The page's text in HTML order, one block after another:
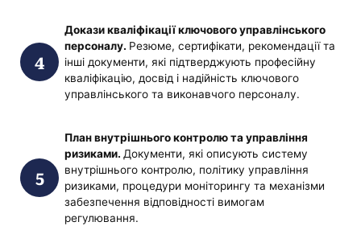
Докази кваліфікації ключового управлінського
персоналу. Резюме, сертифікати, рекомендації та
інші документи, які підтверджують професійну
кваліфікацію, досвід і надійність ключового
управлінського та виконавчого персоналу.
План внутрішнього контролю та управління
ризиками. Документи, які описують систему
внутрішнього контролю, політику управління
ризиками, процедури моніторингу та механізми
забезпечення відповідності вимогам
регулювання.